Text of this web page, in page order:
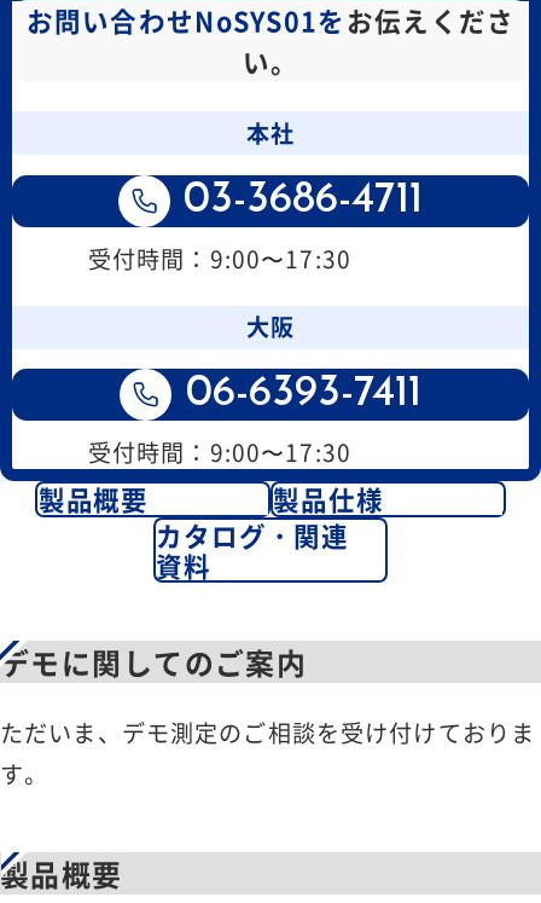
お問い合わせNoSYS01をお伝えくださ
い。
本社
03-3686-4711
受付時間：9:00〜17:30
大阪
06-6393-7411
受付時間：9:00〜17:30
製品概要
製品仕様
カタログ・関連
資料
デモに関してのご案内
ただいま、デモ測定のご相談を受け付けておりま
す。
製品概要